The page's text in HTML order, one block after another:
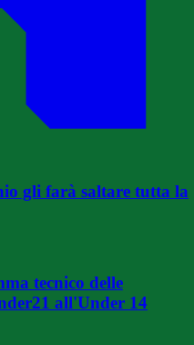
gli farà saltare tutta la
tecnico delle
all'Under 14